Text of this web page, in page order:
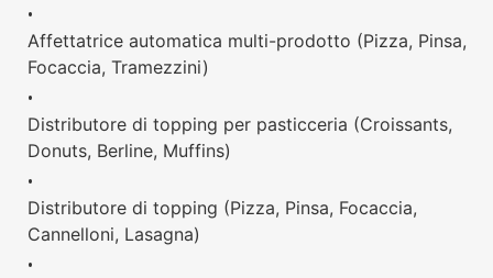
•
Affettatrice automatica multi-prodotto (Pizza, Pinsa,
Focaccia, Tramezzini)
•
Distributore di topping per pasticceria (Croissants,
Donuts, Berline, Muffins)
•
Distributore di topping (Pizza, Pinsa, Focaccia,
Cannelloni, Lasagna)
•